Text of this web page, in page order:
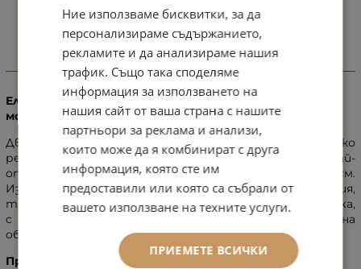
ИНФОРМАЦИЯ
Електрическа масажна кушетка от 2 части и 1
мотор
Дву-секционно минималистично легло, с електрическо
регулиране на височината за избор на най-
оптималната височина за работа - от 53 до 86 см.
Изработена от здрава метална конструкция,
тапицирана с висококачествена бяла изкуствена кожа,
с 2 колелета за по-голяма мобилност. Наклонът на
облегалката се регулира от газов амортисьор.
Предназначение:
Ние използваме бисквитки, за да
персонализираме съдържанието,
рекламите и да анализираме нашия
трафик. Също така споделяме
информация за използването на
нашия сайт от ваша страна с нашите
партньори за реклама и анализи,
които може да я комбинират с друга
информация, която сте им
предоставили или която са събрали от
вашето използване на техните услуги.
ПРИЕМЕТЕ ВСИЧКИ